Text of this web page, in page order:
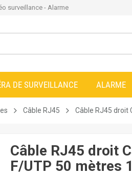
surveillance - Alarme
DE SURVEILLANCE ALARME
Câble RJ45 Câble RJ45 droit
Câble RJ45 droit
F/UTP 50 mètres